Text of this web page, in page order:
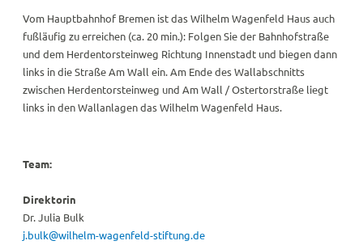
Vom Hauptbahnhof Bremen ist das Wilhelm Wagenfeld Haus auch
fußläufig zu erreichen (ca. 20 min.): Folgen Sie der Bahnhofstraße
und dem Herdentorsteinweg Richtung Innenstadt und biegen dann
links in die Straße Am Wall ein. Am Ende des Wallabschnitts
zwischen Herdentorsteinweg und Am Wall / Ostertorstraße liegt
links in den Wallanlagen das Wilhelm Wagenfeld Haus.
Team:
Direktorin
Dr. Julia Bulk
j.bulk@wilhelm-wagenfeld-stiftung.de